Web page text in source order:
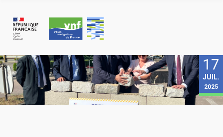
17
JUIL.
2025